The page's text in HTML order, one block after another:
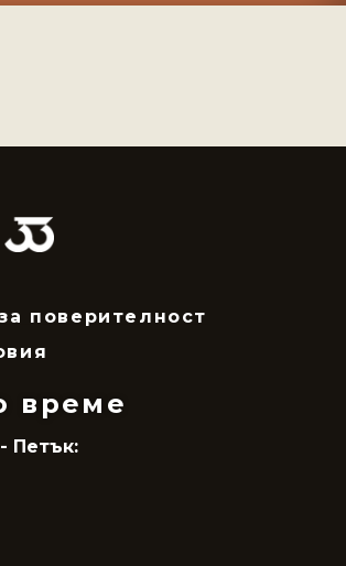
поверителност
време
Петък: